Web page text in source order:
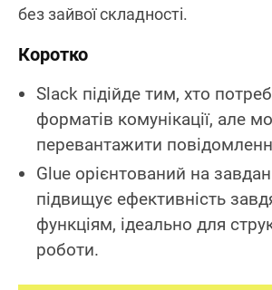
без зайвої складності.
Коротко
Slack підійде тим, хто
форматів комунікації, але
перевантажити
Glue орієнтований на
підвищує ефективність
функціям, ідеально для
роботи.